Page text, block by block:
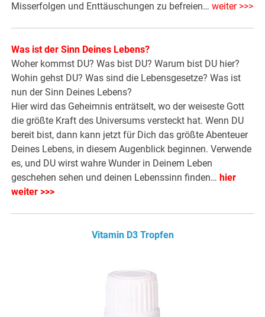
Misserfolgen und Enttäuschungen zu befreien…weiter >>>
Was ist der Sinn Deines Lebens?
Woher kommst DU? Was bist DU? Warum bist DU hier?
Wohin gehst DU? Was sind die Lebensgesetze? Was ist
nun der Sinn Deines Lebens?
Hier wird das Geheimnis enträtselt, wo der weiseste Gott
die größte Kraft des Universums versteckt hat. Wenn DU
bereit bist, dann kann jetzt für Dich das größte Abenteuer
Deines Lebens, in diesem Augenblick beginnen. Verwende
es, und DU wirst wahre Wunder in Deinem Leben
geschehen sehen und deinen Lebenssinn finden… hier
weiter >>>
Vitamin D3 Tropfen